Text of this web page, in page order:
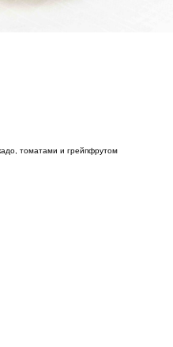
томатами и грейпфрутом